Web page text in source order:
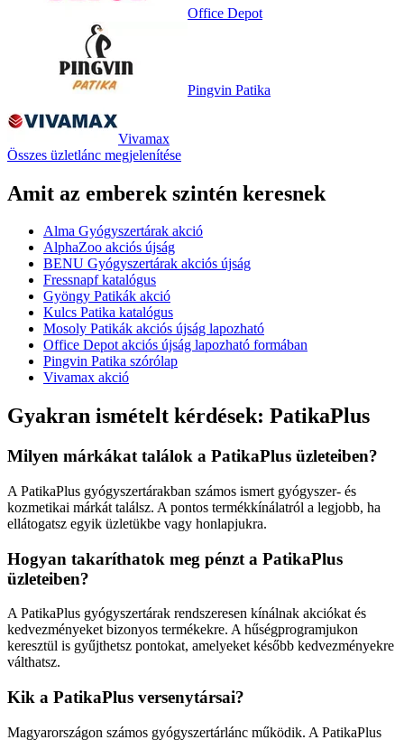
Office Depot
Pingvin Patika
Vivamax
Összes üzletlánc megjelenítése
Amit az emberek szintén keresnek
Alma Gyógyszertárak akció
AlphaZoo akciós újság
BENU Gyógyszertárak akciós újság
Fressnapf katalógus
Gyöngy Patikák akció
Kulcs Patika katalógus
Mosoly Patikák akciós újság lapozható
Office Depot akciós újság lapozható formában
Pingvin Patika szórólap
Vivamax akció
Gyakran ismételt kérdések: PatikaPlus
Milyen márkákat találok a PatikaPlus üzleteiben?
A PatikaPlus gyógyszertárakban számos ismert gyógyszer- és
kozmetikai márkát találsz. A pontos termékkínálatról a legjobb, ha
ellátogatsz egyik üzletükbe vagy honlapjukra.
Hogyan takaríthatok meg pénzt a PatikaPlus
üzleteiben?
A PatikaPlus gyógyszertárak rendszeresen kínálnak akciókat és
kedvezményeket bizonyos termékekre. A hűségprogramjukon
keresztül is gyűjthetsz pontokat, amelyeket később kedvezményekre
válthatsz.
Kik a PatikaPlus versenytársai?
Magyarországon számos gyógyszertárlánc működik. A PatikaPlus